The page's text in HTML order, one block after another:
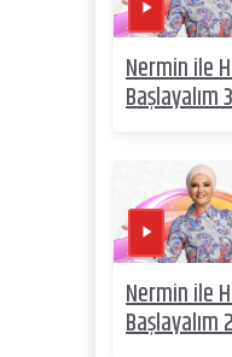
Nermin ile
Başlayalım
Nermin ile